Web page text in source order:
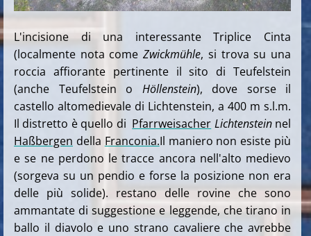
L'incisione di una interessante Triplice Cinta
(localmente nota come Zwickmühle, si trova su una
roccia affiorante pertinente il sito di Teufelstein
(anche Teufelstein o Höllenstein), dove sorse il
castello altomedievale di Lichtenstein, a 400 m s.l.m.
Il distretto è quello di Pfarrweisacher Lichtensteinnel
Haßbergen della Franconia.Il maniero non esiste più
e se ne perdono le tracce ancora nell'alto medievo
(sorgeva su un pendio e forse la posizione non era
delle più solide). restano delle rovine che sono
ammantate di suggestione e leggende, che tirano in
ballo il diavolo e uno strano cavaliere che avrebbe